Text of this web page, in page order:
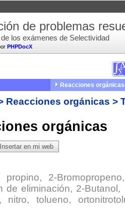
PHPDocX
de problemas
los exámenes de Selectividad
Reacciones orgánicas
Reacciones orgánicas >
orgánicas
Insertar en mi web
2-
de eliminación, 2-
nitro, tolueno,